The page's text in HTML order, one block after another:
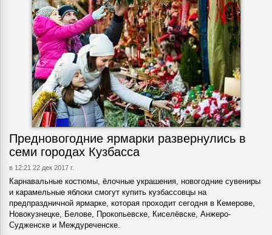
Предновогодние ярмарки развернулись в
семи городах Кузбасса
в 12:21 22 дек 2017 г.
Карнавальные костюмы, ёлочные украшения, новогодние сувениры
и карамельные яблоки смогут купить кузбассовцы на
предпраздничной ярмарке, которая проходит сегодня в Кемерове,
Новокузнецке, Белове, Прокопьевске, Киселёвске, Анжеро-
Судженске и Междуреченске.